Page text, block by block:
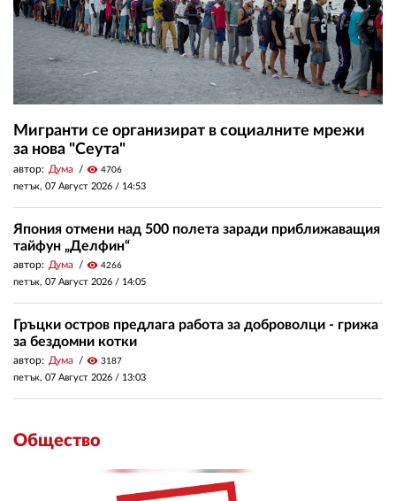
Мигранти се организират в социалните мрежи
за нова "Сеута"
автор: Дума visibility 4706
петък, 07 Август 2026 / 14:53
Япония отмени над 500 полета заради приближаващия
тайфун „Делфин“
автор: Дума visibility 4266
петък, 07 Август 2026 / 14:05
Гръцки остров предлага работа за доброволци - грижа
за бездомни котки
автор: Дума visibility 3187
петък, 07 Август 2026 / 13:03
Общество